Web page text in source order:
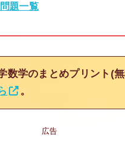
題一覧
数学のまとめプリント(
。
広告